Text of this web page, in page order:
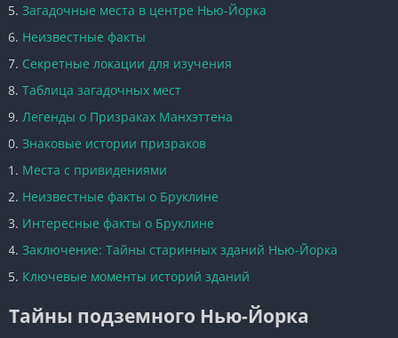
Загадочные места в центре Нью-Йорка
Неизвестные факты
Секретные локации для изучения
Таблица загадочных мест
Легенды о Призраках Манхэттена
Знаковые истории призраков
Места с привидениями
Неизвестные факты о Бруклине
Интересные факты о Бруклине
Заключение: Тайны старинных зданий Нью-Йорка
Ключевые моменты историй зданий
Тайны подземного Нью-Йорка